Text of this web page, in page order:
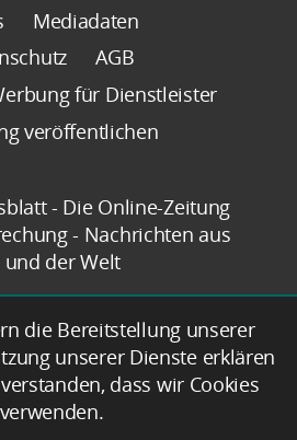
Mediadaten
AGB
für Dienstleister
veröffentlichen
- Die Online-Zeitung
- Nachrichten aus
der Welt
die Bereitstellung unserer
unserer Dienste erklären
dass wir Cookies
verwenden.